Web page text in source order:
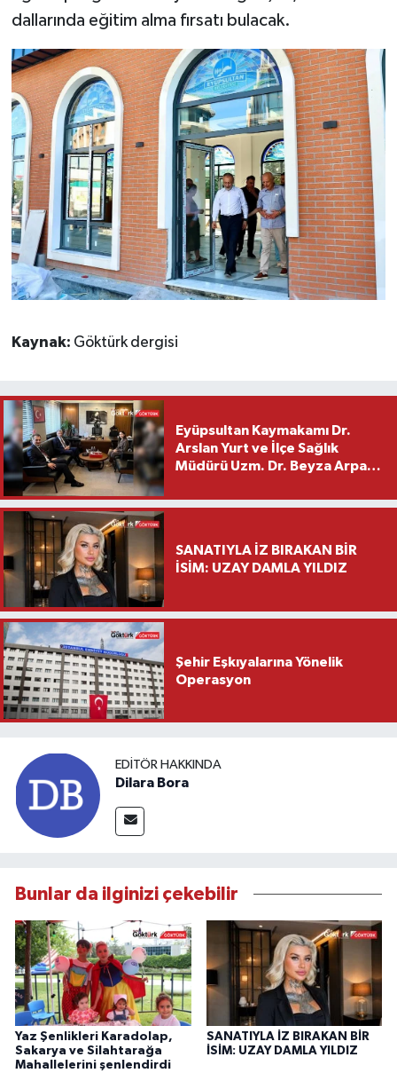
dallarında eğitim alma fırsatı bulacak.
Kaynak: Göktürk dergisi
Eyüpsultan Kaymakamı Dr.
Arslan Yurt ve İlçe Sağlık
Müdürü Uzm. Dr. Beyza Arpacı
Ziyareti
SANATIYLA İZ BIRAKAN BİR
İSİM: UZAY DAMLA YILDIZ
Şehir Eşkıyalarına Yönelik
Operasyon
EDITÖR HAKKINDA
Dilara Bora
Bunlar da ilginizi çekebilir
Yaz Şenlikleri Karadolap,
Sakarya ve Silahtarağa
Mahallelerini şenlendirdi
SANATIYLA İZ BIRAKAN BİR
İSİM: UZAY DAMLA YILDIZ